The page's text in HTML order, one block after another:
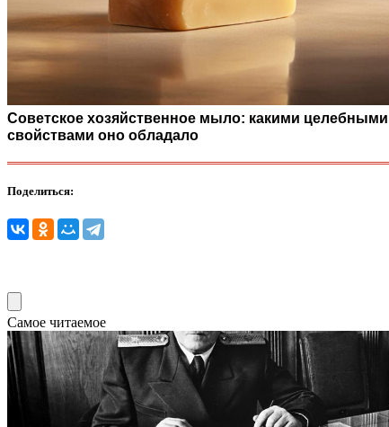
Советское хозяйственное мыло: какими целебными
свойствами оно обладало
Поделиться:
Самое читаемое